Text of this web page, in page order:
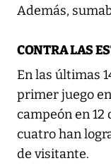
Además,
CONTRA LAS
En las últimas
primer juego
campeón en
cuatro han
de visitante.